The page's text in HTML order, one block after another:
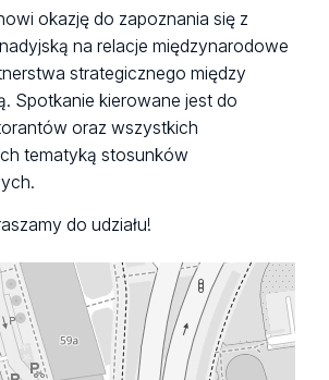
okazję do zapoznania się z
na relacje międzynarodowe
strategicznego między
Spotkanie kierowane jest do
oraz wszystkich
tematyką stosunków
do udziału!